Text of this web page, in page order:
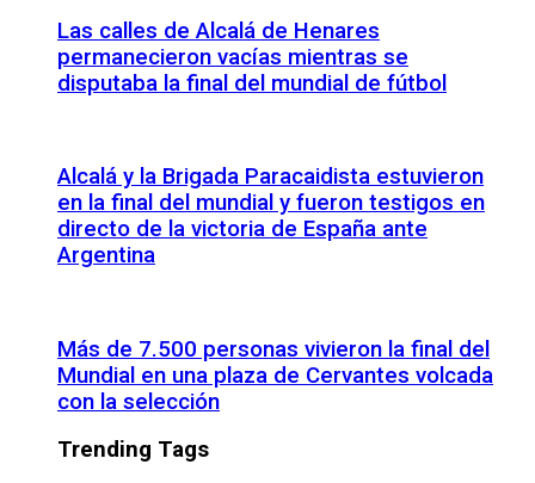
Las calles de Alcalá de Henares
permanecieron vacías mientras se
disputaba la final del mundial de fútbol
Alcalá y la Brigada Paracaidista estuvieron
en la final del mundial y fueron testigos en
directo de la victoria de España ante
Argentina
Más de 7.500 personas vivieron la final del
Mundial en una plaza de Cervantes volcada
con la selección
Trending Tags